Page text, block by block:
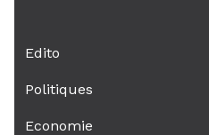
Edito
Politiques
Economie